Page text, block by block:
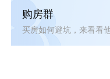
购房群
买房如何避坑，来看看